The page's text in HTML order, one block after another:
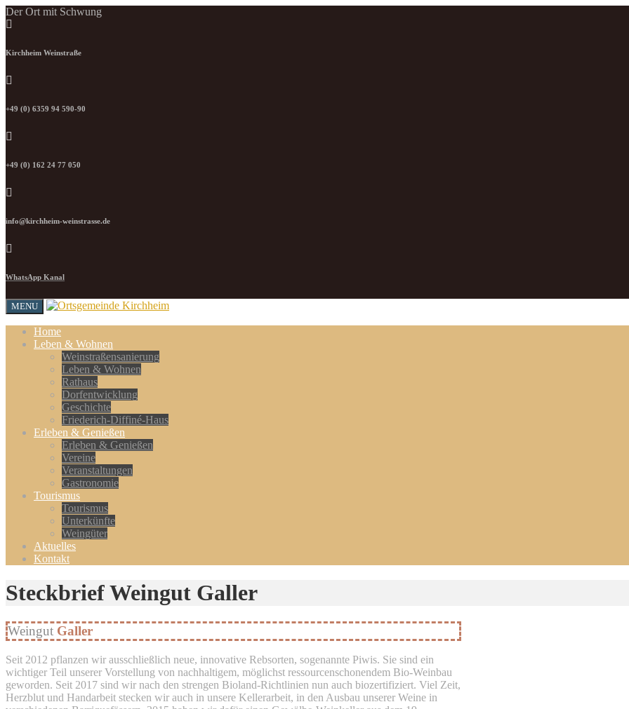
Der Ort mit Schwung
Kirchheim Weinstraße
+49 (0) 6359 94 590-90
+49 (0) 162 24 77 050
info@kirchheim-weinstrasse.de
WhatsApp Kanal
MENU
Home
Leben & Wohnen
Weinstraßensanierung
Leben & Wohnen
Rathaus
Dorfentwicklung
Geschichte
Friederich-Diffiné-Haus
Erleben & Genießen
Erleben & Genießen
Vereine
Veranstaltungen
Gastronomie
Tourismus
Tourismus
Unterkünfte
Weingüter
Aktuelles
Kontakt
Steckbrief Weingut Galler
Weingut Galler
Seit 2012 pflanzen wir ausschließlich neue, innovative Rebsorten, sogenannte Piwis. Sie sind ein
wichtiger Teil unserer Vorstellung von nachhaltigem, möglichst ressourcenschonendem Bio-Weinbau
geworden. Seit 2017 sind wir nach den strengen Bioland-Richtlinien nun auch biozertifiziert. Viel Zeit,
Herzblut und Handarbeit stecken wir auch in unsere Kellerarbeit, in den Ausbau unserer Weine in